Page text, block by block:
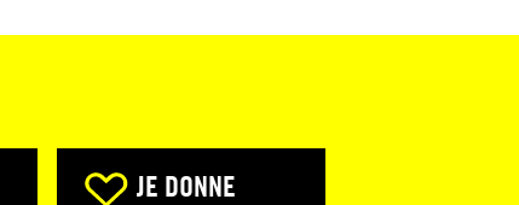
JE DONNE